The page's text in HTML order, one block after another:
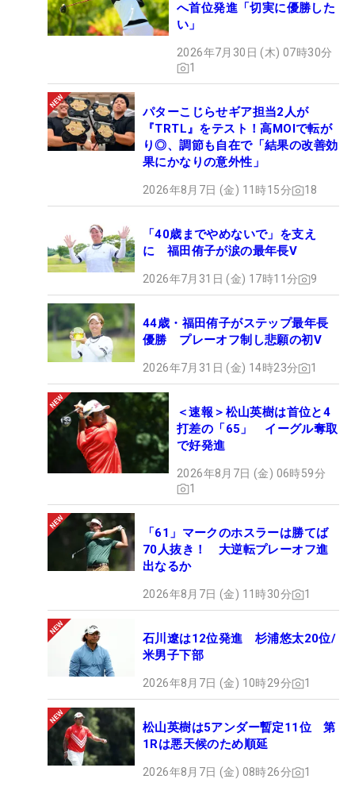
へ首位発進「切実に優勝した
い」
2026年7月30日 (木) 07時30分
1
パターこじらせギア担当2人が
『TRTL』をテスト！高MOIで転が
り◎、調節も自在で「結果の改善効
果にかなりの意外性」
2026年8月7日 (金) 11時15分 18
「40歳までやめないで」を支え
に 福田侑子が涙の最年長V
2026年7月31日 (金) 17時11分 9
44歳・福田侑子がステップ最年長
優勝 プレーオフ制し悲願の初V
2026年7月31日 (金) 14時23分 1
＜速報＞松山英樹は首位と4
打差の「65」 イーグル奪取
で好発進
2026年8月7日 (金) 06時59分
1
「61」マークのホスラーは勝てば
70人抜き！ 大逆転プレーオフ進
出なるか
2026年8月7日 (金) 11時30分 1
石川遼は12位発進 杉浦悠太20位/
米男子下部
2026年8月7日 (金) 10時29分 1
松山英樹は5アンダー暫定11位 第
1Rは悪天候のため順延
2026年8月7日 (金) 08時26分 1